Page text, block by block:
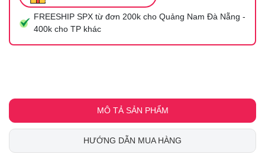
FREESHIP SPX từ đơn 200k cho Quảng Nam Đà Nẵng -
400k cho TP khác
MÔ TẢ SẢN PHẨM
HƯỚNG DẪN MUA HÀNG